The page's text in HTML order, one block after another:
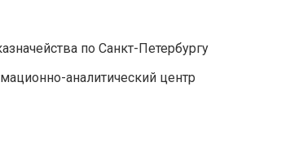
по Санкт-Петербургу
аналитический центр